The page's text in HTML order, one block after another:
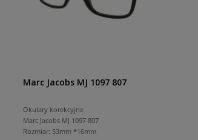
Marc Jacobs MJ 1097 807
Okulary korekcyjne
Marc Jacobs MJ 1097 807
Rozmiar: 53mm *16mm